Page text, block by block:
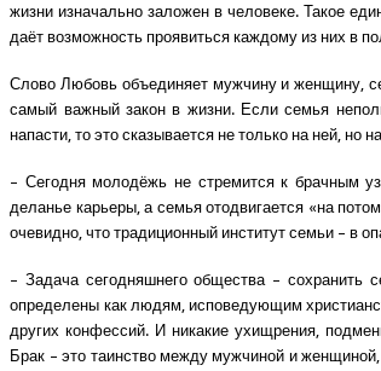
жизни изначально заложен в человеке. Такое
даёт возможность проявиться каждому из них в
Слово Любовь объединяет мужчину и женщину,
самый важный закон в жизни. Если семья
напасти, то это сказывается не только на ней,
– Сегодня молодёжь не стремится к брачным
деланье карьеры, а семья отодвигается «на
очевидно, что традиционный институт семьи – в
– Задача сегодняшнего общества – сохранить
определены как людям, исповедующим
других конфессий. И никакие ухищрения,
Брак – это таинство между мужчиной и